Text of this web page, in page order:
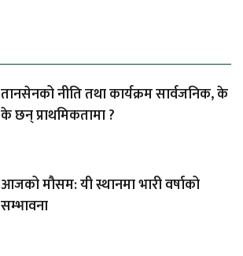
तानसेनको नीति तथा कार्यक्रम सार्वजनिक, के
के छन् प्राथमिकतामा ?
आजको मौसम: यी स्थानमा भारी वर्षाको
सम्भावना